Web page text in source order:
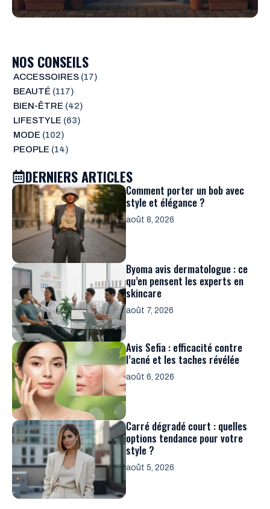
NOS CONSEILS
ACCESSOIRES(17)
BEAUTÉ (117)
BIEN-ÊTRE (42)
LIFESTYLE (63)
MODE (102)
PEOPLE (14)
DERNIERS ARTICLES
Comment porter un bob avec
style et élégance ?
août 8, 2026
Byoma avis dermatologue : ce
qu’en pensent les experts en
skincare
août 7, 2026
Avis Sefia : efficacité contre
l’acné et les taches révélée
août 6, 2026
Carré dégradé court : quelles
options tendance pour votre
style ?
août 5, 2026